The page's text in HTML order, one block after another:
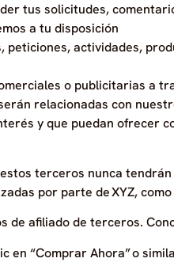
tus solicitudes,
a tu disposición
actividades,
o publicitarias a
relacionadas con
y que puedan ofrecer
terceros nunca
por parte de XYZ,
de afiliado de terceros.
en “Comprar Ahora” o